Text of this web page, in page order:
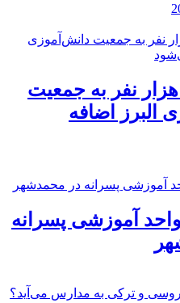
️سالانه ۱۲ هزار نفر به جمعیت
البرز اضافه
واحد آموزشی پسرانه